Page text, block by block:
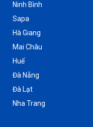
Ninh Bình
Sapa
Hà Giang
Mai Châu
Huế
Đà Nẵng
Đà Lạt
Nha Trang